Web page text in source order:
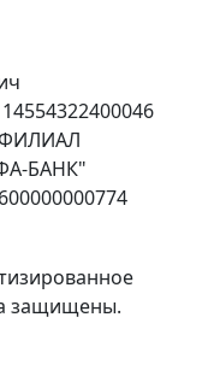
ФИЛИАЛ
БАНК"
защищены.